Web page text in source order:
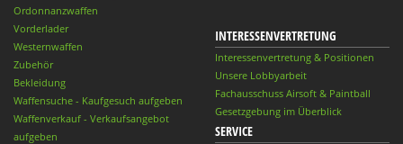
Ordonnanzwaffen
Vorderlader
Westernwaffen
Zubehör
Bekleidung
Waffensuche - Kaufgesuch aufgeben
Waffenverkauf - Verkaufsangebot
aufgeben
INTERESSENVERTRETUNG
Interessenvertretung & Positionen
Unsere Lobbyarbeit
Fachausschuss Airsoft & Paintball
Gesetzgebung im Überblick
SERVICE